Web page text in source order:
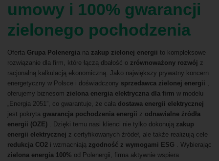
umowy i 100% gwarancji
zielonego pochodzenia
Oferta Grupa Polenergia na zakup zielonej energii to kompleksowe
rozwiązanie dla firm, które łączą dbałość o zrównoważony rozwój z
racjonalną kalkulacją ekonomiczną. Jako największy prywatny koncern
energetyczny w Polsce i doświadczony sprzedawca zielonej energii ,
oferujemy biznesom zielona energia elektryczna dla firm w modelu
„Energia 2051”, co gwarantuje, że cała dostawa energii elektrycznej
jest pokryta gwarancja pochodzenia energii z odnawialne źródła
energii (OZE) . Dzięki temu nasi klienci nie tylko dokonują zakup
energii elektrycznej z certyfikowanych źródeł, ale także realizują cele
redukcja CO2 i wzmacniają zgodność z wymogami ESG . Wybierając
zielona energia 100% od Polenergii, firma aktywnie wspiera